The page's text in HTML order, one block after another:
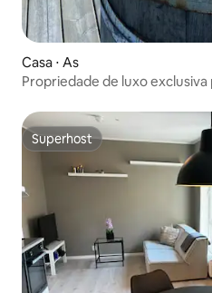
Casa ⋅ As
Propriedade de luxo exclusiva
Superhost
Superhost